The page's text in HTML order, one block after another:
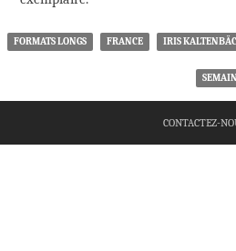
FORMATS LONGS FRANCE IRIS
CONTACTEZ-